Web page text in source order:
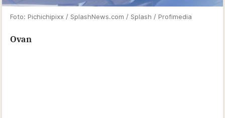
Foto: Pichichipixx / SplashNews.com / Splash / Profimedia
Ovan